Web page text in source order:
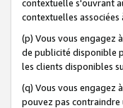
contextuelle s'ouvrant
contextuelles
(p) Vous vous engagez
de publicité disponible
les clients disponibles
(q) Vous vous engagez
pouvez pas contraindre